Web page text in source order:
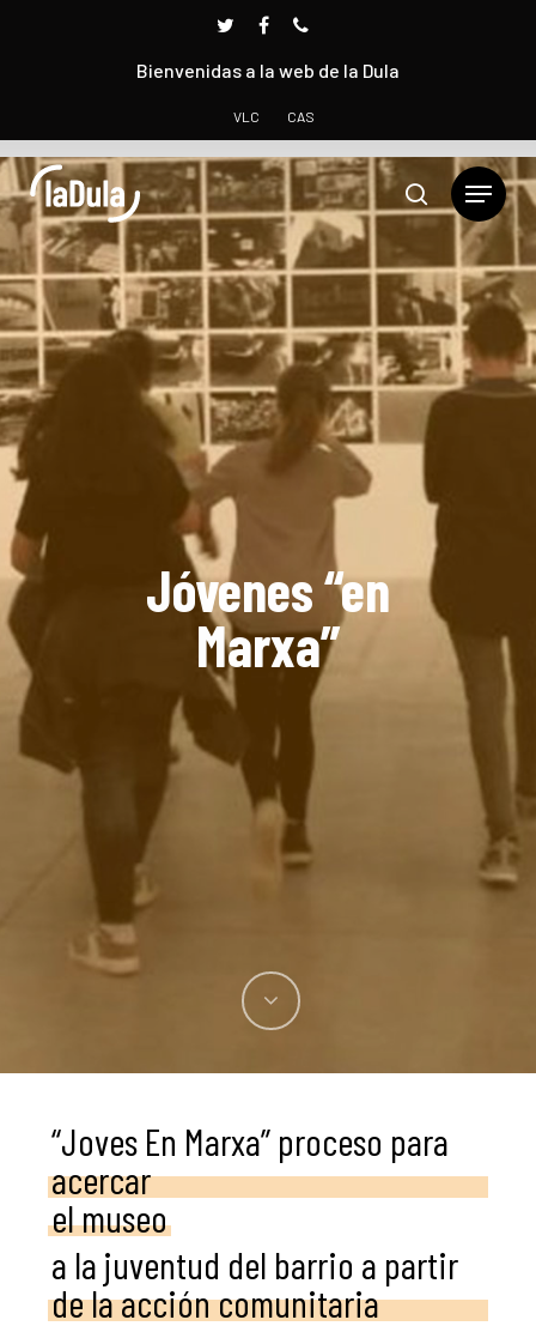
Bienvenidas a la web de la Dula
VLC CAS
Presione INTRO para buscar o ESC para cerrar
Jóvenes “en
Marxa”
“Joves En Marxa” proceso para
acercar
el museo
a la juventud del barrio a partir
de la acción comunitaria